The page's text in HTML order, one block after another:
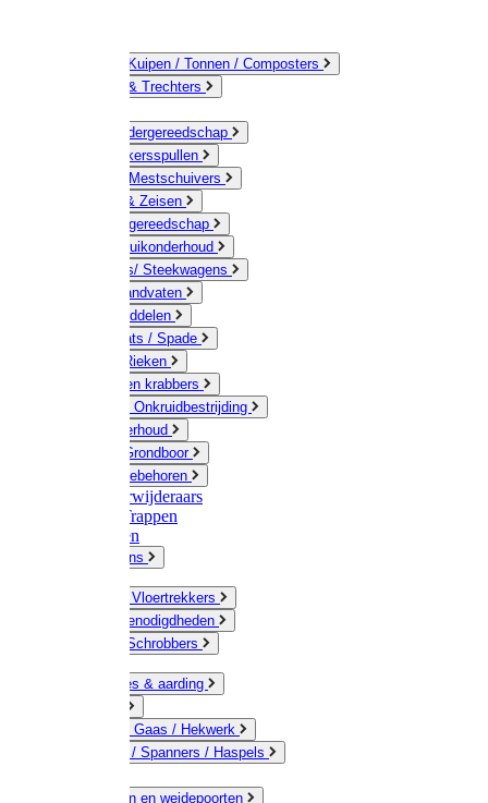
Emmers / Kuipen / Tonnen / Composters
Jerrycans & Trechters
Hand-/ Kindergereedschap
Stratenmakersspullen
Sneeuw- / Mestschuivers
Baggeren & Zeisen
Elektrisch gereedschap
Boom / Struikonderhoud
Kruiwagens/ Steekwagens
Stelen / Handvaten
Tuinhulpmiddelen
Schop / Bats / Spade
Vorken & Rieken
Cultivator en krabbers
Schoffels / Onkruidbestrijding
Gazononderhoud
Hamers / Grondboor
Sledes / toebehoren
Onkruidverwijderaars
Ladders / Trappen
Werkbanken
Betonmolens
Bezems & Vloertrekkers
Schildersbenodigdheden
Borstels / Schrobbers
Accessoires & aarding
Geleiders / Gaas / Hekwerk
Verbinders / Spanners / Haspels
Doorgangen en weidepoorten